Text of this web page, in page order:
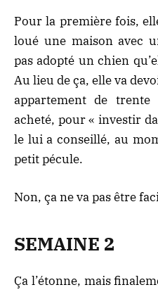
Pour la première fois,
loué une maison avec
pas adopté un chien
Au lieu de ça, elle va
appartement de trente
acheté, pour « investir
le lui a conseillé, au
petit pécule.
Non, ça ne va pas être
SEMAINE 2
Ça l’étonne, mais